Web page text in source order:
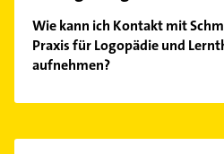
Wie kann ich Kontakt mit
Praxis für Logopädie und
aufnehmen?